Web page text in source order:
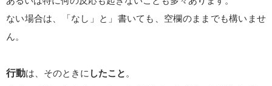
ない場合は、「なし」と」書いても、空欄のままでも構いませ
ん。
行動は、そのときに したこと 。